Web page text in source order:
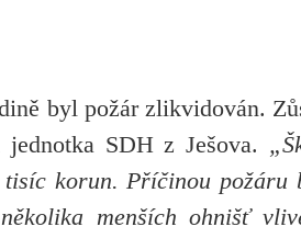
byl požár zlikvidován.
SDH z Ješova.
korun. Příčinou požáru
menších ohnišť